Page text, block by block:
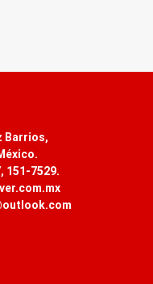
Barrios,
151-7529.